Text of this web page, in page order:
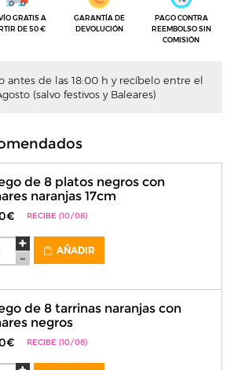
GRATIS A
DE 50 €
GARANTÍA DE
DEVOLUCIÓN
PAGO CONTRA
REEMBOLSO SIN
COMISIÓN
antes de las 18:00 h y recíbelo entre el
(salvo festivos y Baleares)
de 8 platos negros con
naranjas 17cm
RECIBE (10/08)
AÑADIR
de 8 tarrinas naranjas con
negros
RECIBE (10/08)